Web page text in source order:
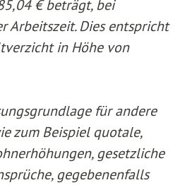
€ beträgt, bei
Arbeitszeit. Dies entspricht
in Höhe von
für andere
zum Beispiel quotale,
gesetzliche
gegebenenfalls